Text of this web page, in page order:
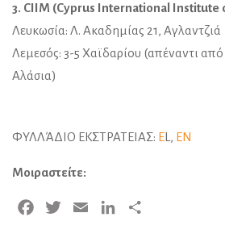
3. CIIM (Cyprus International
Λευκωσία: Λ. Ακαδημίας 21, Αγλαντζιά
Λεμεσός: 3-5 Χαϊδαρίου (απέναντι από
Αλάσια)
ΦΥΛΛΆΔΙΟ ΕΚΣΤΡΑΤΕΙΑΣ: EL, EN
Μοιραστείτε:
Facebook
Twitter Email LinkedIn